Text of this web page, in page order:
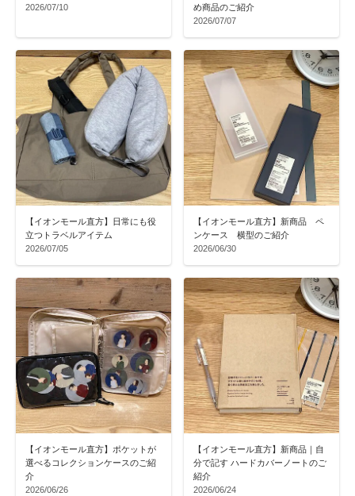
2026/07/10
め商品のご紹介
2026/07/07
【イオンモール直方】日常にも役
立つトラベルアイテム
2026/07/05
【イオンモール直方】新商品 ペ
ンケース 横型のご紹介
2026/06/30
【イオンモール直方】ポケットが
選べるコレクションケースのご紹
介
2026/06/26
【イオンモール直方】新商品｜自
分で記す ハードカバーノートのご
紹介
2026/06/24